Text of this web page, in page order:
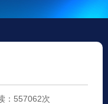
：557062次